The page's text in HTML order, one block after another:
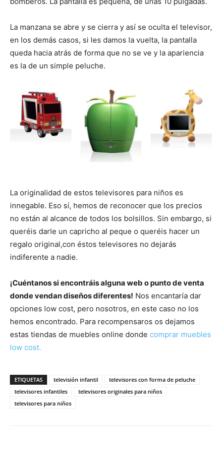
La manzana se abre y se cierra y así se oculta el televisor,
en los demás casos, si les damos la vuelta, la pantalla
queda hacia atrás de forma que no se ve y la apariencia
es la de un simple peluche.
La originalidad de estos televisores para niños es
innegable. Eso sí, hemos de reconocer que los precios
no están al alcance de todos los bolsillos. Sin embargo, si
queréis darle un capricho al peque o queréis hacer un
regalo original,con éstos televisores no dejarás
indiferente a nadie.
¡Cuéntanos si encontráis alguna web o punto de venta
donde vendan diseños diferentes! Nos encantaría dar
opciones low cost, pero nosotros, en este caso no los
hemos encontrado. Para recompensaros os dejamos
estas tiendas de muebles online donde comprar muebles
low cost.
ETIQUETAS televisión infantil
televisores con forma de peluche
televisores infantiles
televisores originales para niños
televisores para niños